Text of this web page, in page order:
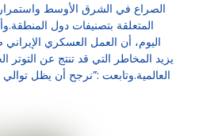
الصراع في الشرق الأوسط
المتعلقة بتصنيفات دول
اليوم، أن العمل العسكري
يزيد المخاطر التي قد تنتج عن التوتر
العالمية.وتابعت :”نرجح أن يظل